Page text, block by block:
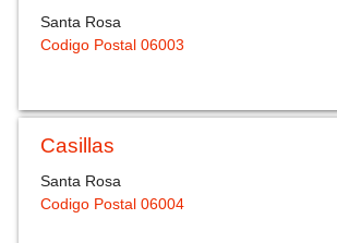
Santa Rosa
Codigo Postal 06003
Casillas
Santa Rosa
Codigo Postal 06004